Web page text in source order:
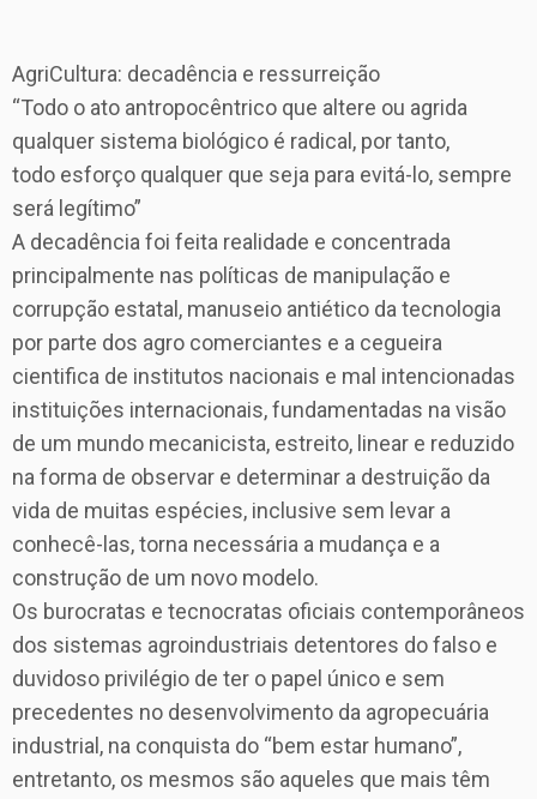
AgriCultura: decadência e ressurreição
“Todo o ato antropocêntrico que altere ou agrida
qualquer sistema biológico é radical, por tanto,
todo esforço qualquer que seja para evitá-lo, sempre
será legítimo”
A decadência foi feita realidade e concentrada
principalmente nas políticas de manipulação e
corrupção estatal, manuseio antiético da tecnologia
por parte dos agro comerciantes e a cegueira
cientifica de institutos nacionais e mal intencionadas
instituições internacionais, fundamentadas na visão
de um mundo mecanicista, estreito, linear e reduzido
na forma de observar e determinar a destruição da
vida de muitas espécies, inclusive sem levar a
conhecê-las, torna necessária a mudança e a
construção de um novo modelo.
Os burocratas e tecnocratas oficiais contemporâneos
dos sistemas agroindustriais detentores do falso e
duvidoso privilégio de ter o papel único e sem
precedentes no desenvolvimento da agropecuária
industrial, na conquista do “bem estar humano”,
entretanto, os mesmos são aqueles que mais têm